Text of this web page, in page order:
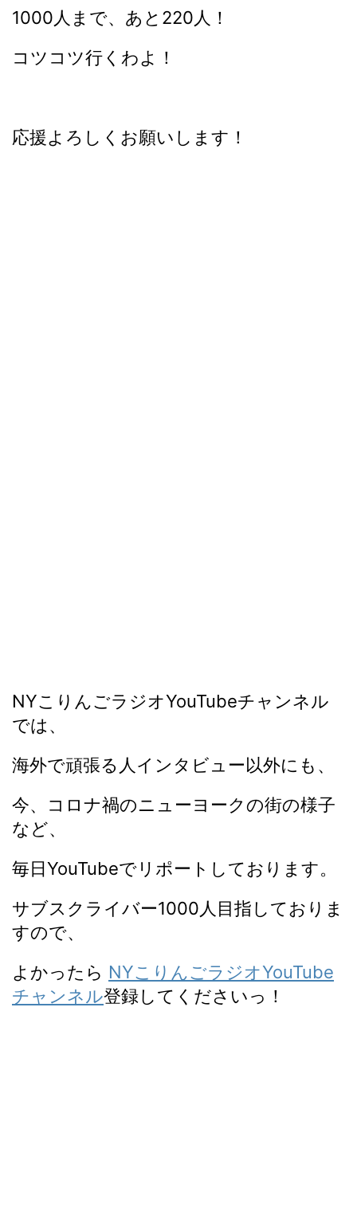
1000人まで、あと220人！
コツコツ行くわよ！
応援よろしくお願いします！
NYこりんごラジオYouTubeチャンネル
では、
海外で頑張る人インタビュー以外にも、
今、コロナ禍のニューヨークの街の様子
など、
毎日YouTubeでリポートしております。
サブスクライバー1000人目指しておりま
すので、
よかったら NYこりんごラジオYouTube
チャンネル登録してくださいっ！